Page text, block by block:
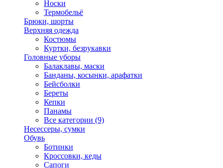
Носки
Термобельё
Брюки, шорты
Верхняя одежда
Костюмы
Куртки, безрукавки
Головные уборы
Балаклавы, маски
Банданы, косынки, арафатки
Бейсболки
Береты
Кепки
Панамы
Все категории (9)
Несессеры, сумки
Обувь
Ботинки
Кроссовки, кеды
Сапоги